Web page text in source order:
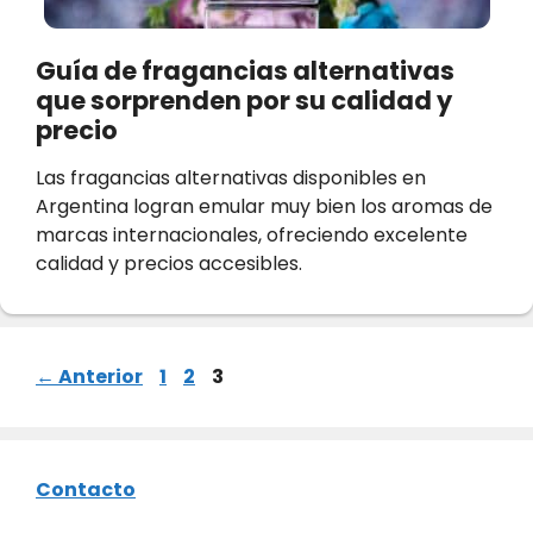
Guía de fragancias alternativas
que sorprenden por su calidad y
precio
Las fragancias alternativas disponibles en
Argentina logran emular muy bien los aromas de
marcas internacionales, ofreciendo excelente
calidad y precios accesibles.
← Anterior Página
1 Página
2 Página
3
Contacto